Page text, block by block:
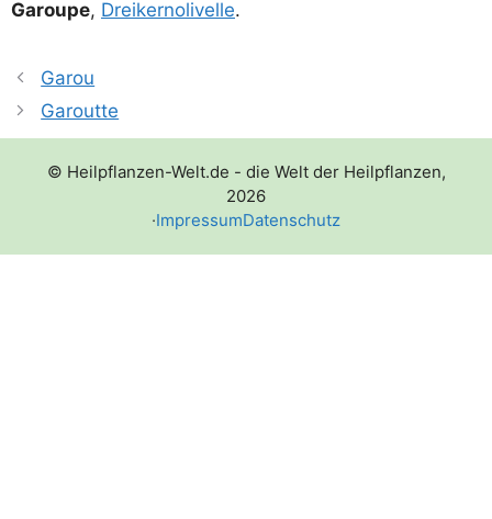
Garou­pe, Drei­ker­noli­vel­le.
Garou
Garoutte
© Heilpflanzen-Welt.de - die Welt der Heilpflanzen,
2026
·ImpressumDatenschutz